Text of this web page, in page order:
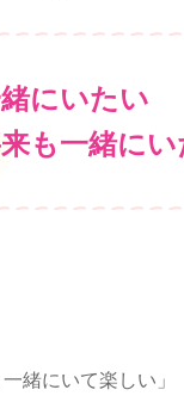
にいたい
も一緒にい
緒にいて楽しい」